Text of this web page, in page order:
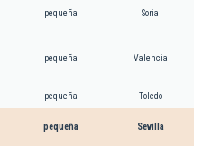
pequeña Soria
pequeña Valencia
pequeña Toledo
pequeña Sevilla